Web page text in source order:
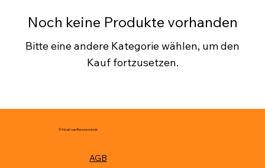
Noch keine Produkte vorhanden
Bitte eine andere Kategorie wählen, um den
Kauf fortzusetzen.
© Noah van Beerendonk
AGB